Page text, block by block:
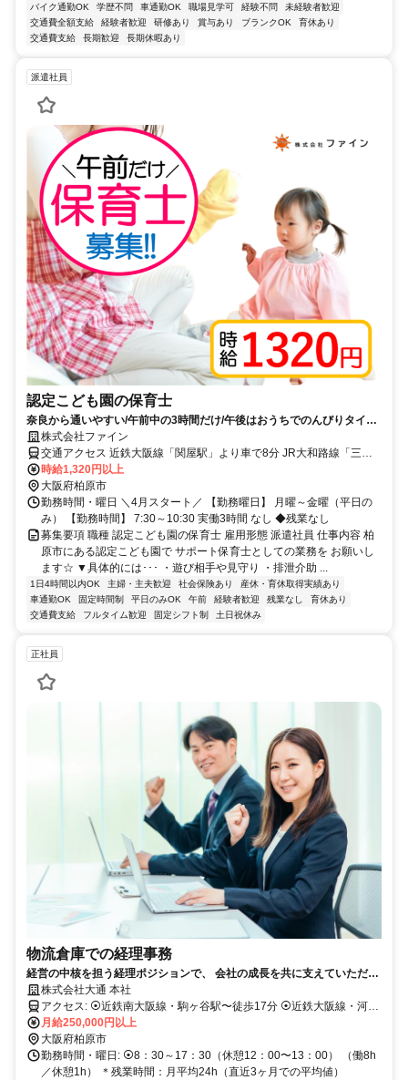
バイク通勤OK
学歴不問 車通勤OK 職場見学可 経験不問
未経験者歓迎
交通費全額支給
経験者歓迎 研修あり 賞与あり ブランクOK
育休あり
交通費支給
長期歓迎 長期休暇あり
派遣社員
認定こども園の保育士
奈良から通いやすい/午前中の3時間だけ/午後はおうちでのんびりタイム
も/扶養内歓迎/土日祝休み
株式会社ファイン
交通アクセス 近鉄大阪線「関屋駅」より車で8分 JR大和路線「三郷
時給1,320円以上
大阪府柏原市
勤務時間・曜日 ＼4月スタート／ 【勤務曜日】 月曜～金曜（平日の
み） 【勤務時間】 7:30～10:30 実働3時間 なし ◆残業なし
募集要項 職種 認定こども園の保育士 雇用形態 派遣社員 仕事内容 柏
原市にある認定こども園で サポート保育士としての業務を お願いし
ます☆ ▼具体的には･･･ ・遊び相手や見守り ・排泄介助 ...
1日4時間以内OK 主婦・主夫歓迎 社会保険あり
産休・育休取得実績あり
車通勤OK
固定時間制 平日のみOK 午前 経験者歓迎 残業なし
育休あり
交通費支給
フルタイム歓迎 固定シフト制 土日祝休み
正社員
物流倉庫での経理事務
経営の中核を担う経理ポジションで、 会社の成長を共に支えていただけ
る方を募集します
株式会社大通 本社
アクセス: ⦿近鉄南大阪線・駒ヶ谷駅〜徒歩17分 ⦿近鉄大阪線・河内
国分駅〜自転車10分 ＊車・バイク通勤OK（駐車場あり） ＊羽曳野
市・藤井寺市・八尾市・松原市・富田林市など周辺からも通勤圏内
月給250,000円以上
大阪府柏原市
勤務時間・曜日: ⦿8：30～17：30（休憩12：00〜13：00） （働8h
／休憩1h） ＊残業時間：月平均24h（直近3ヶ月での平均値）